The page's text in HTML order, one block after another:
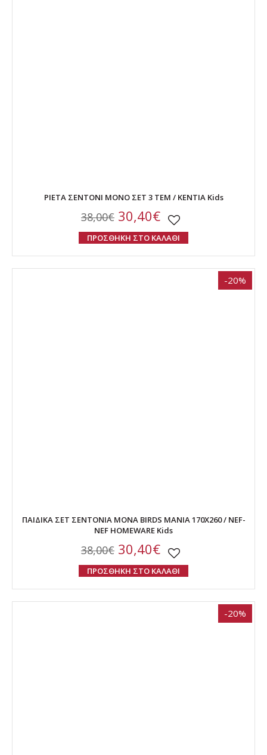
PIETA ΣΕΝΤΟΝΙ ΜΟΝΟ ΣΕΤ 3 ΤΕΜ / KENTIA Kids
38,00€ 30,40€
ΠΡΟΣΘΗΚΗ ΣΤΟ ΚΑΛΑΘΙ
-20%
ΠΑΙΔΙΚΑ ΣΕΤ ΣΕΝΤΟΝΙΑ ΜΟΝΑ BIRDS MANIA 170X260 / NEF-
NEF HOMEWARE Kids
38,00€ 30,40€
ΠΡΟΣΘΗΚΗ ΣΤΟ ΚΑΛΑΘΙ
-20%